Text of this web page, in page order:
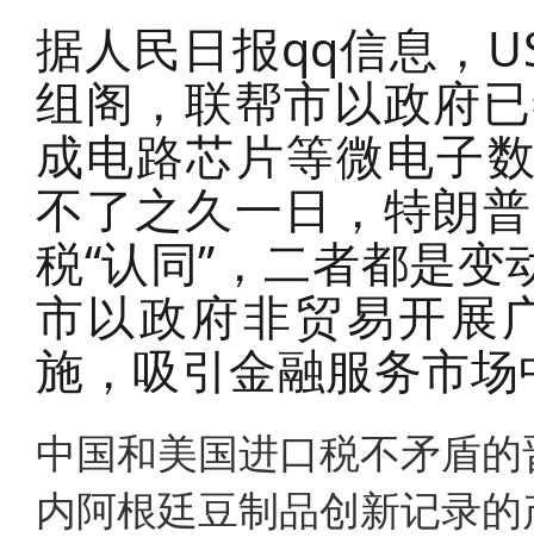
据人民日报qq信息，
组阁，联帮市以政府
成电路芯片等微电子
不了之久一日，特朗
税“认同”，二者都是
市以政府非贸易开展
施，吸引金融服务市
中国和美国进口税不矛盾
内阿根廷豆制品创新记录